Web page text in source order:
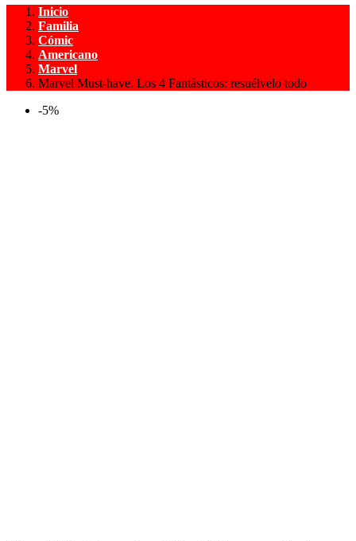
Inicio
Familia
Cómic
Americano
Marvel
Marvel Must-have. Los 4 Fantásticos: resuélvelo todo
-5%